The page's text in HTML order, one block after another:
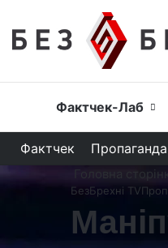
Головна
Фактчек-Лаб
Фактчек
Головна
БезБрехні TV